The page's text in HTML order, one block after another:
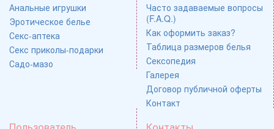
Анальные игрушки
Эротическое белье
Секс-аптека
Секс приколы-подарки
Садо-мазо
Часто задаваемые вопросы
(F.A.Q.)
Как оформить заказ?
Таблица размеров белья
Сексопедия
Галерея
Договор публичной оферты
Контакт